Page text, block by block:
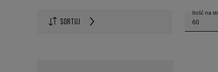
SORTUJ
Ilość na
60